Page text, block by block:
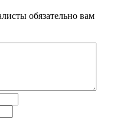
обязательно вам